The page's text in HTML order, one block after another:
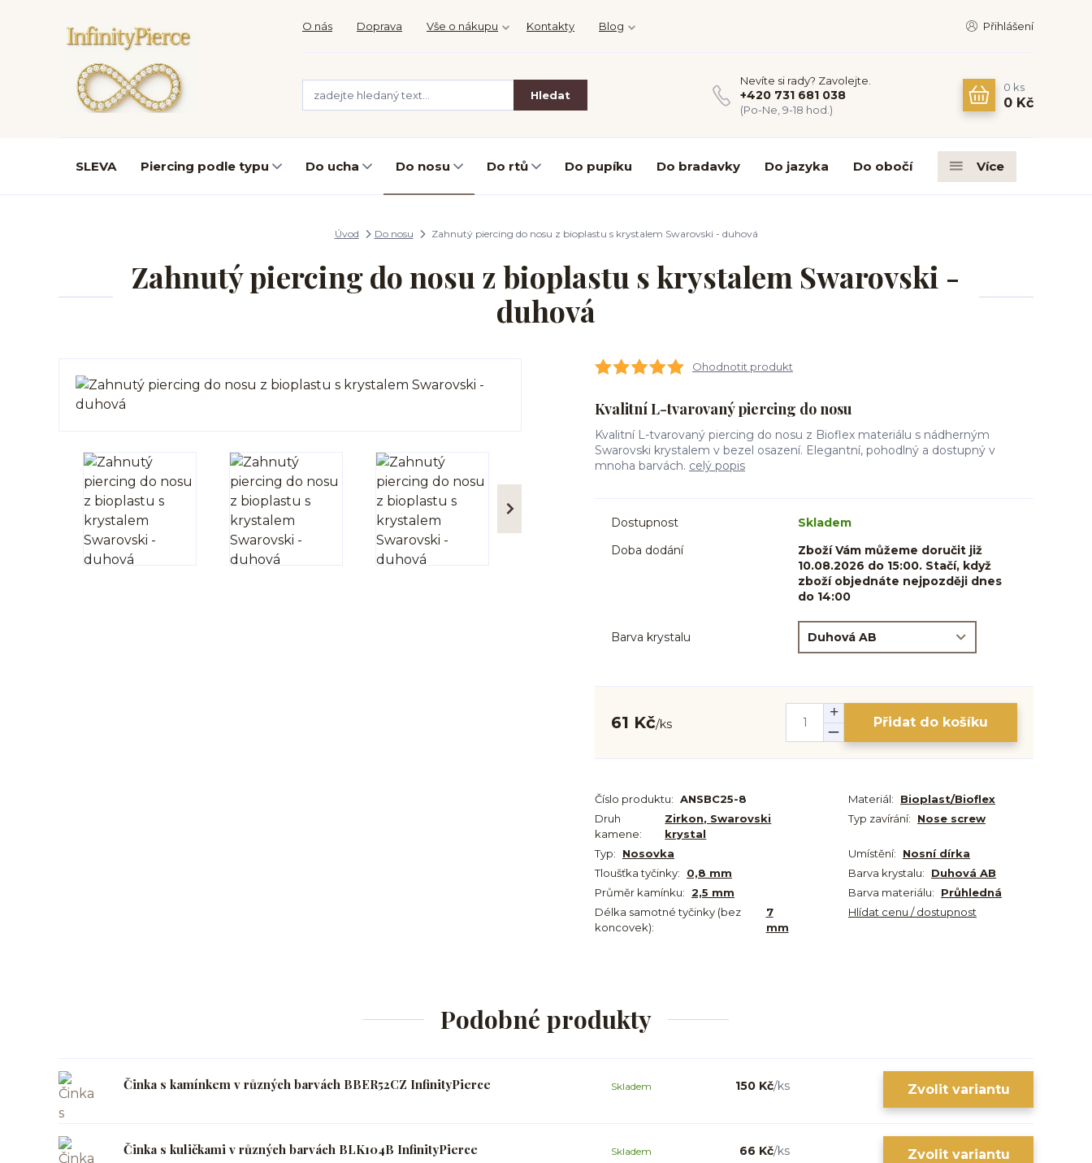
O nás Doprava Vše o nákupu Kontakty Blog Přihlášení
Hledat
Nevíte si rady? Zavolejte.
+420 731 681 038
(Po-Ne, 9-18 hod.)
0 ks
0 Kč
SLEVA Piercing podle typu Do ucha Do nosu Do rtů Do pupíku Do bradavky Do jazyka Do obočí Více
Úvod Do nosu Zahnutý piercing do nosu z bioplastu s krystalem Swarovski - duhová
Zahnutý piercing do nosu z bioplastu s krystalem Swarovski -
duhová
Ohodnotit produkt
Kvalitní L-tvarovaný piercing do nosu
Kvalitní L-tvarovaný piercing do nosu z Bioflex materiálu s nádherným
Swarovski krystalem v bezel osazení. Elegantní, pohodlný a dostupný v
mnoha barvách. celý popis
Dostupnost
Skladem
Doba dodání
Zboží Vám můžeme doručit již
10.08.2026 do 15:00. Stačí, když
zboží objednáte nejpozději dnes
do 14:00
Barva krystalu
61 Kč/ks Přidat do košíku
Číslo produktu: ANSBC25-8 Materiál:
Bioplast/Bioflex
Druh
kamene:
Zirkon, Swarovski
krystal
Typ zavírání: Nose screw
Typ: Nosovka Umístění:
Nosní dírka
Tloušťka tyčinky:
0,8 mm Barva krystalu:
Duhová AB
Průměr kamínku: 2,5 mm Barva materiálu:
Průhledná
Délka samotné tyčinky (bez
koncovek):
7
mm
Hlídat cenu / dostupnost
Podobné produkty
Činka s kamínkem v různých barvách BBER52CZ InfinityPierce 150 Kč/ks
Skladem Zvolit variantu
Činka s kuličkami v různých barvách BLK104B InfinityPierce 66 Kč/ks
Skladem Zvolit variantu